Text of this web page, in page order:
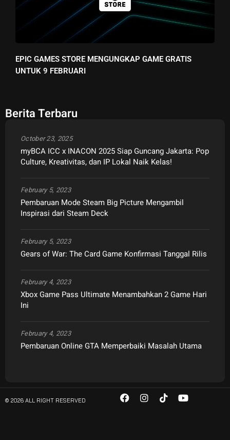
EPIC GAMES STORE MENGUNGKAP GAME GRATIS
UNTUK 9 FEBRUARI
Berita Terbaru
myBCA ICC x INACON 2025 Siap Guncang Jakarta: Pop
Culture, Kreativitas, dan IP Lokal Naik Kelas!
October 23, 2025
Pembaruan Mode Steam Big Picture Mengambil
Inspirasi dari Steam Deck
February 5, 2023
Gears of War: The Card Game Konfirmasi Tanggal Rilis
February 5, 2023
Xbox Game Pass Ultimate Menambahkan 2 Game Hari
Ini
February 4, 2023
Pembaruan Online GTA Memperbaiki Masalah Utama
February 4, 2023
© 2026 ALL RIGHT RESERVED